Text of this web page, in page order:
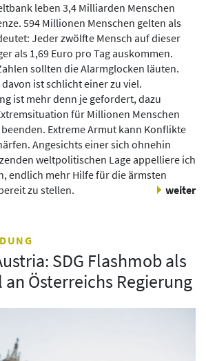
leben 3,4 Milliarden Menschen
594 Millionen Menschen gelten als
Jeder zwölfte Mensch auf dieser
als 1,69 Euro pro Tag auskommen.
sollten die Alarmglocken läuten.
ist schlicht einer zu viel.
ist mehr denn je gefordert, dazu
für Millionen Menschen
Extreme Armut kann Konflikte
Angesichts einer sich ohnehin
weltpolitischen Lage appelliere ich
endlich mehr Hilfe für die ärmsten
zu stellen.
weiter
SDG Flashmob als
an Österreichs Regierung